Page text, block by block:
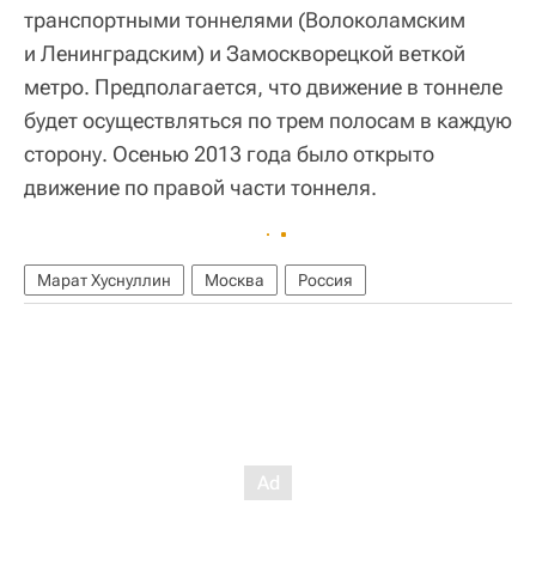
транспортными тоннелями (Волоколамским
и Ленинградским) и Замоскворецкой веткой
метро. Предполагается, что движение в тоннеле
будет осуществляться по трем полосам в каждую
сторону. Осенью 2013 года было открыто
движение по правой части тоннеля.
Марат Хуснуллин Москва Россия